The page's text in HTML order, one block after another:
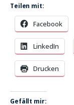
Teilen mit:
Facebook
LinkedIn
Drucken
Gefällt mir: